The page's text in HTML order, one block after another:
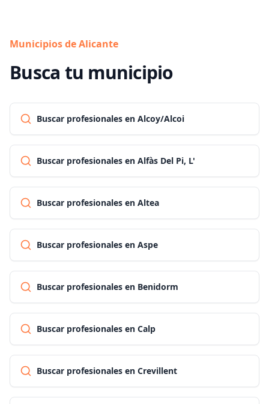
Municipios de Alicante
Busca tu municipio
Buscar profesionales en Alcoy/Alcoi
Buscar profesionales en Alfàs Del Pi, L'
Buscar profesionales en Altea
Buscar profesionales en Aspe
Buscar profesionales en Benidorm
Buscar profesionales en Calp
Buscar profesionales en Crevillent